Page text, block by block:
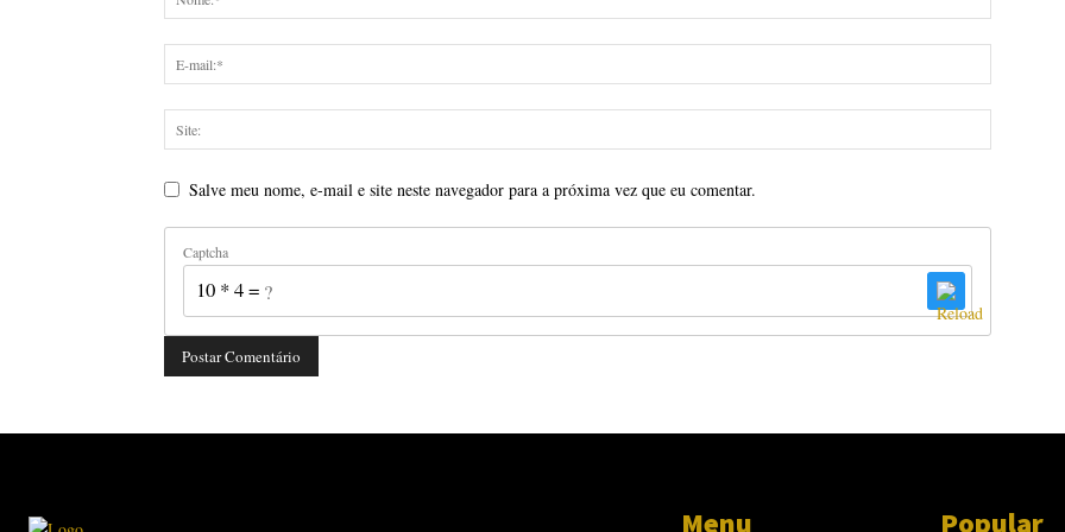
Salve meu nome, e-mail e site neste navegador para a próxima vez que eu comentar.
Captcha
10 * 4 = ?
Menu Popular